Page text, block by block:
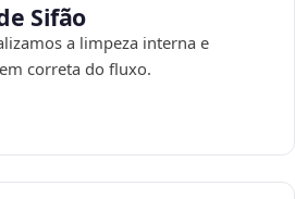
Sifão
a limpeza interna e
correta do fluxo.